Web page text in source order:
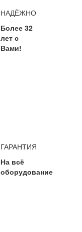
НАДЁЖНО
Более 32
лет с
Вами!
ГАРАНТИЯ
На всё
оборудование